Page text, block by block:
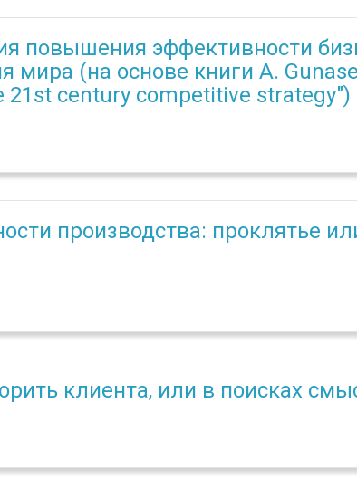
повышения эффективности
мира (на основе книги A.
century competitive strategy")
производства: проклятье
клиента, или в поисках